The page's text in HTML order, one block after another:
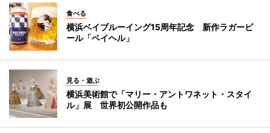
食べる
横浜ベイブルーイング15周年記念 新作ラガービ
ール「ベイヘル」
見る・遊ぶ
横浜美術館で「マリー・アントワネット・スタイ
ル」展 世界初公開作品も